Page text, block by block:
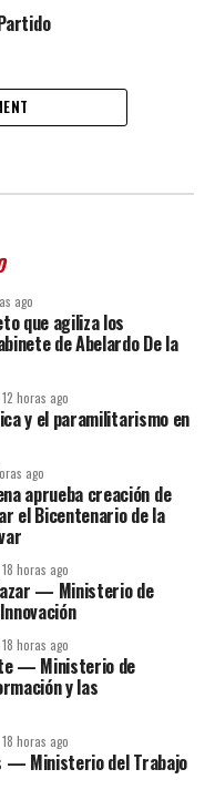
ago
que agiliza los
de Abelardo De la
12 horas ago
y el paramilitarismo en
ago
aprueba creación de
el Bicentenario de la
18 horas ago
— Ministerio de
18 horas ago
— Ministerio de
y las
18 horas ago
— Ministerio del Trabajo